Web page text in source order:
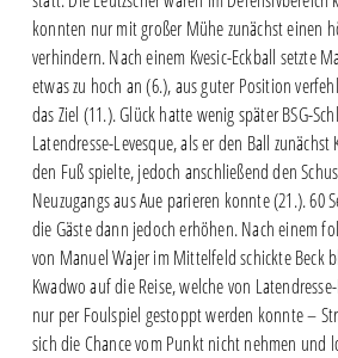
konnten nur mit großer Mühe zunächst einen
verhindern. Nach einem Kvesic-Eckball setzte
etwas zu hoch an (6.), aus guter Position
das Ziel (11.). Glück hatte wenig später BSG-
Latendresse-Levesque, als er den Ball
den Fuß spielte, jedoch anschließend den
Neuzugangs aus Aue parieren konnte (21.). 60
die Gäste dann jedoch erhöhen. Nach einem
von Manuel Wajer im Mittelfeld schickte Beck
Kwadwo auf die Reise, welche von
nur per Foulspiel gestoppt werden konnte –
sich die Chance vom Punkt nicht nehmen und